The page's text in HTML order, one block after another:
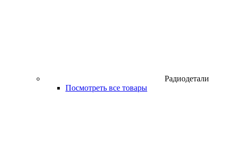
Радиодетали
Посмотреть все товары